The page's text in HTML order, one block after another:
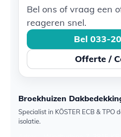
Bel ons of vraag een
reageren snel.
Bel 033-
Offerte /
Broekhuizen
Specialist in KÖSTER ECB & TPO
isolatie.